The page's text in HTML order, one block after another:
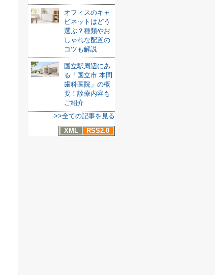
オフィスのキャ
ビネットはどう
選ぶ？種類やお
しゃれな配置の
コツも解説
国立駅周辺にあ
る「国立市 本間
歯科医院」の概
要！診療内容も
ご紹介
>>全ての記事を見る
XML
RSS2.0